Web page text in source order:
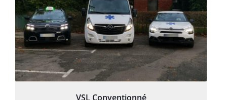
VSL Conventionné